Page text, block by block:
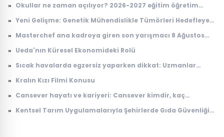
» Okullar ne zaman açılıyor? 2026-2027 eğitim öğretim
» Yeni Gelişme: Genetik Mühendislikle Tümörleri Hedefleyen
» Masterchef ana kadroya giren son yarışmacı 8 Ağustos
oldu?
» Ueda'nın Küresel Ekonomideki Rolü
» Sıcak havalarda egzersiz yaparken dikkat: Uzmanlar
» Kralın Kızı Filmi Konusu
» Cansever hayatı ve kariyeri: Cansever kimdir, kaç
» Kentsel Tarım Uygulamalarıyla Şehirlerde Gıda Güvenliği